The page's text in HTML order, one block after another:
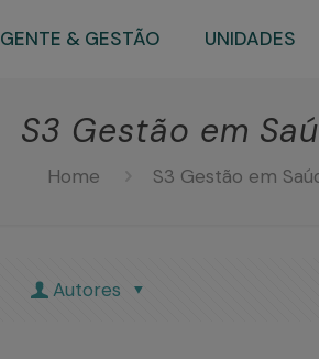
GENTE & GESTÃO UNIDADES
S3 Gestão em
Home S3 Gestão em
Autores